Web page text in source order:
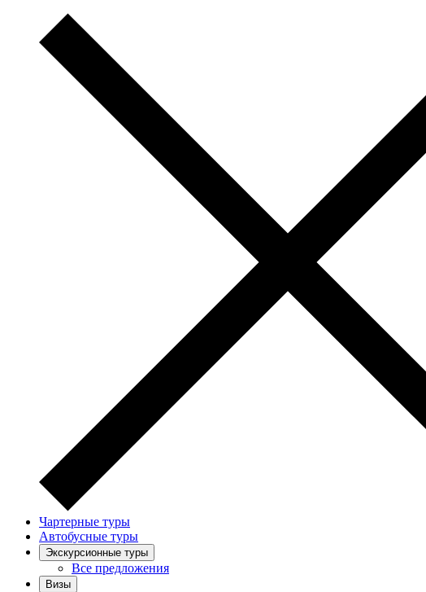
Чартерные туры
Автобусные туры
Экскурсионные туры
Все предложения
Визы